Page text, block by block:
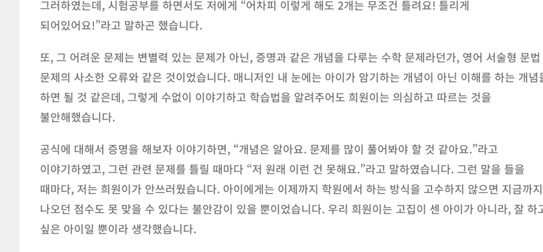
그러하였는데, 시험공부를 하면서도 저에게 “어차피 이렇게 해도 2개는 무조건 틀려요! 틀리게
되어있어요!”라고 말하곤 했습니다.
또, 그 어려운 문제는 변별력 있는 문제가 아닌, 증명과 같은 개념을 다루는 수학 문제라던가, 영어 서술형 문법
문제의 사소한 오류와 같은 것이었습니다. 매니저인 내 눈에는 아이가 암기하는 개념이 아닌 이해를 하는 개념
하면 될 것 같은데, 그렇게 수없이 이야기하고 학습법을 알려주어도 희원이는 의심하고 따르는 것을
불안해했습니다.
공식에 대해서 증명을 해보자 이야기하면, “개념은 알아요. 문제를 많이 풀어봐야 할 것 같아요.”라고
이야기하였고, 그런 관련 문제를 틀릴 때마다 “저 원래 이런 건 못해요.”라고 말하였습니다. 그런 말을 들을
때마다, 저는 희원이가 안쓰러웠습니다. 아이에게는 이제까지 학원에서 하는 방식을 고수하지 않으면 지금까지
나오던 점수도 못 맞을 수 있다는 불안감이 있을 뿐이었습니다. 우리 희원이는 고집이 센 아이가 아니라, 잘 하
싶은 아이일 뿐이라 생각했습니다.